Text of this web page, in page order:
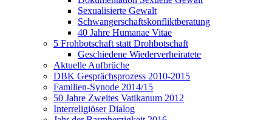
Sexualisierte Gewalt
Schwangerschaftskonfliktberatung
40 Jahre Humanae Vitae
5 Frohbotschaft statt Drohbotschaft
Geschiedene Wiederverheiratete
Aktuelle Aufbrüche
DBK Gesprächsprozess 2010-2015
Familien-Synode 2014/15
50 Jahre Zweites Vatikanum 2012
Interreligiöser Dialog